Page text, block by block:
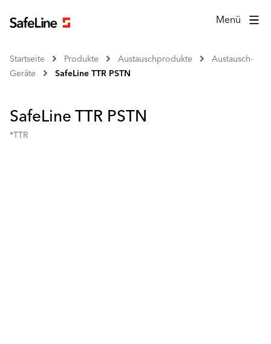
Menü
Startseite Produkte Austauschprodukte
Austausch-
Geräte
SafeLine TTR PSTN
SafeLine TTR PSTN
*TTR